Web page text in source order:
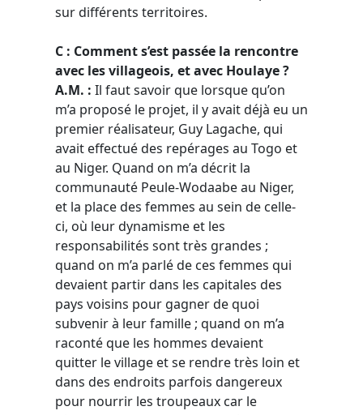
sur différents territoires.
C : Comment s’est passée la rencontre
avec les villageois, et avec Houlaye ?
A.M. : Il faut savoir que lorsque qu’on
m’a proposé le projet, il y avait déjà eu un
premier réalisateur, Guy Lagache, qui
avait effectué des repérages au Togo et
au Niger. Quand on m’a décrit la
communauté Peule-Wodaabe au Niger,
et la place des femmes au sein de celle-
ci, où leur dynamisme et les
responsabilités sont très grandes ;
quand on m’a parlé de ces femmes qui
devaient partir dans les capitales des
pays voisins pour gagner de quoi
subvenir à leur famille ; quand on m’a
raconté que les hommes devaient
quitter le village et se rendre très loin et
dans des endroits parfois dangereux
pour nourrir les troupeaux car le